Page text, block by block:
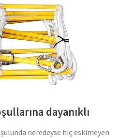
dayanıklı
neredeyse hiç eskimeyen